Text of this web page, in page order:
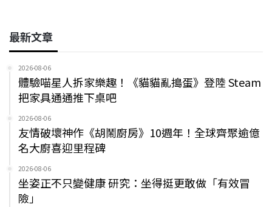
最新文章
2026-08-06
體驗喵星人拆家樂趣！《貓貓亂搗蛋》登陸 Steam
把家具通通推下桌吧
2026-08-06
友情破壞神作《胡鬧廚房》10週年！全球齊聚逾億
名大廚喜迎里程碑
2026-08-06
坐姿正不只變健康 研究：坐得挺更敢做「有效冒
險」